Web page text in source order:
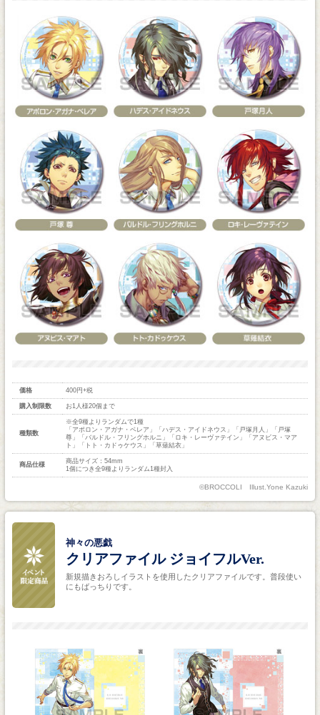
価格 400円+税
購入制限数 お1人様20個まで
種類数
※全9種よりランダムで1種
「アポロン・アガナ・ベレア」「ハデス・アイドネウス」「戸塚月人」「戸塚
尊」「バルドル・フリングホルニ」「ロキ・レーヴァテイン」「アヌビス・マア
ト」「トト・カドゥケウス」「草薙結衣」
商品仕様
商品サイズ：54mm
1個につき全9種よりランダム1種封入
©BROCCOLI Illust.Yone Kazuki
神々の悪戯
クリアファイル ジョイフルVer.
新規描きおろしイラストを使用したクリアファイルです。普段使い
にもばっちりです。